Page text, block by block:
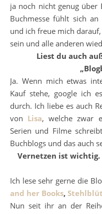
ja noch nicht genug über
Buchmesse fühlt sich
und ich freue mich
sein und alle anderen
Liest du auch
Ja. Wenn mich etwas
Kauf stehe, google ich
durch. Ich liebe es auch
von Lisa, welche zwar
Serien und Filme
Buchblogs und das auch
Vernetzen ist wichtig.
Ich lese sehr gerne die
and her Books,
Nun seit ihr an der